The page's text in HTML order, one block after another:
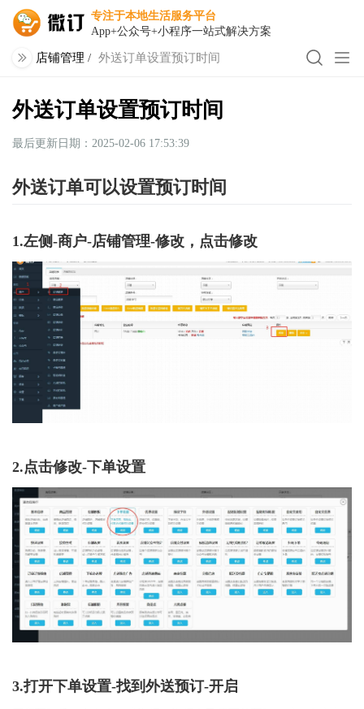
专注于本地生活服务平台
App+公众号+小程序一站式解决方案
店铺管理 / 外送订单设置预订时间
外送订单设置预订时间
最后更新日期：2025-02-06 17:53:39
外送订单可以设置预订时间
1.左侧-商户-店铺管理-修改，点击修改
2.点击修改-下单设置
3.打开下单设置-找到外送预订-开启